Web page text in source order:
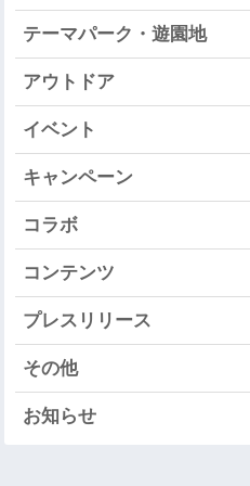
テーマパーク・遊園地
アウトドア
イベント
キャンペーン
コラボ
コンテンツ
プレスリリース
その他
お知らせ